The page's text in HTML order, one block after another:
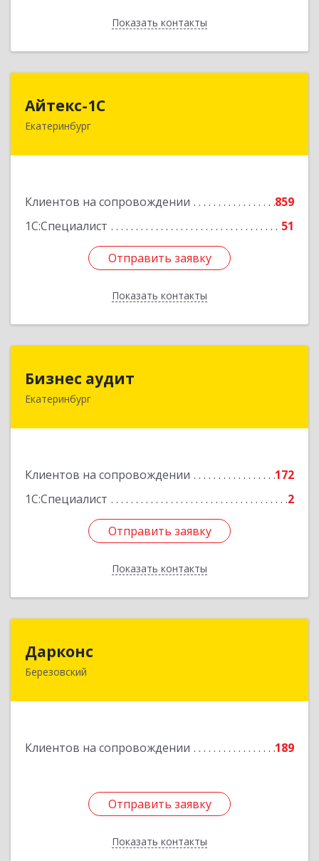
Показать контакты
Назад
Айтекс-1С
Екатеринбург
Клиентов на сопровождении
859
1С:Специалист
51
Отправить заявку
Показать контакты
620041, Свердловская обл, Екатеринбург г,
Отправить заявку
Назад
Бизнес аудит
Екатеринбург
Клиентов на сопровождении
172
1С:Специалист
2
Отправить заявку
Показать контакты
620062, Свердловская обл, Екатеринбург г,
Отправить заявку
Назад
Дарконс
Березовский
Клиентов на сопровождении 189
Отправить заявку
Показать контакты
623700, Свердловская обл, Березовский г,
Отправить заявку
Назад